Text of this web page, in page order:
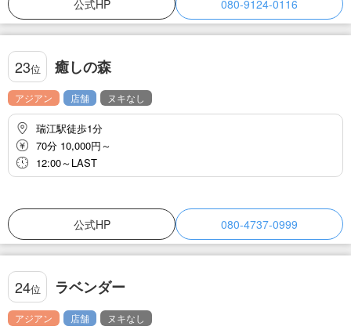
公式HP 080-9124-0116
23位 癒しの森
アジアン 店舗 ヌキなし
瑞江駅徒歩1分
70分 10,000円～
12:00～LAST
公式HP 080-4737-0999
24位 ラベンダー
アジアン 店舗 ヌキなし